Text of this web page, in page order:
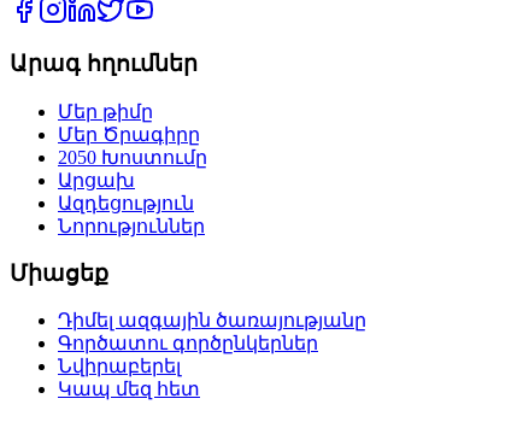
Արագ հղումներ
Մեր թիմը
Մեր Ծրագիրը
2050 Խոստումը
Արցախ
Ազդեցություն
Նորություններ
Միացեք
Դիմել ազգային ծառայությանը
Գործատու գործընկերներ
Նվիրաբերել
Կապ մեզ հետ